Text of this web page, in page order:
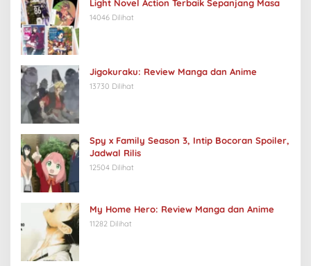
Light Novel Action Terbaik Sepanjang Masa
14046 Dilihat
Jigokuraku: Review Manga dan Anime
13730 Dilihat
Spy x Family Season 3, Intip Bocoran Spoiler,
Jadwal Rilis
12504 Dilihat
My Home Hero: Review Manga dan Anime
11282 Dilihat